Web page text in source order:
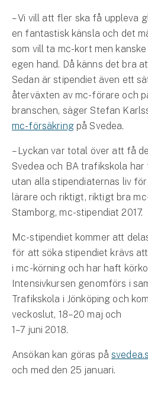
Djurförsäkring
Hem & hus
Hemförsäkring
Villaförsäkring
Bostadsrättsförsäkring
Hyresrättsförsäkring
Fritidshusförsäkring
Företag
Bilförsäkring för företag
Släpvagnsförsäkring
Drönarförsäkring
För förmedlare
Gruppförsäkringar
– Vi vill att fler ska få uppleva
en fantastisk känsla och det
som vill ta mc-kort men
egen hand. Då känns det bra
Sedan är stipendiet även ett
återväxten av mc-förare och
branschen, säger Stefan
mc-försäkringpå Svedea.
– Lyckan var total över att få
Svedea och BA trafikskola
utan alla stipendiaternas liv
lärare och riktigt, riktigt bra
Stamborg, mc-stipendiat 2017.
Mc-stipendiet kommer att
för att söka stipendiet krävs
i mc-körning och har haft
Intensivkursen genomförs i
Trafikskola i Jönköping och
veckoslut, 18–20 maj och
1–7 juni 2018.
Ansökan kan göras på
och med den 25 januari.